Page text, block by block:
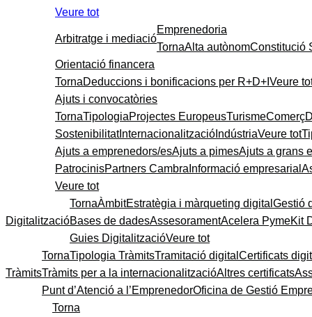
Veure tot
Arbitratge i mediació
Emprenedoria
TornaAlta autònomConstitució
Orientació financera
TornaDeduccions i bonificacions per R+D+I Veure
Ajuts i convocatòries
TornaTipologiaProjectes EuropeusTurismeComerç
SostenibilitatInternacionalització IndústriaVeure tot
Ajuts a emprenedors/esAjuts a pimesAjuts a grans
PatrocinisPartners Cambra Informació empresarial
Veure tot
Digitalització
TornaÀmbitEstratègia i màrqueting digital Gestió
Bases de dadesAssesoramentAcelera PymeKit
Guies DigitalitzacióVeure tot
Tràmits
TornaTipologia TràmitsTramitació digital Certificats
Tràmits per a la internacionalitzacióAltres certificats
Punt d’Atenció a l’EmprenedorOficina de Gestió
Torna